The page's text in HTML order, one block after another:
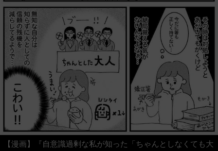
【漫画】『自意識過剰な私が知った「ちゃんとしなくても大